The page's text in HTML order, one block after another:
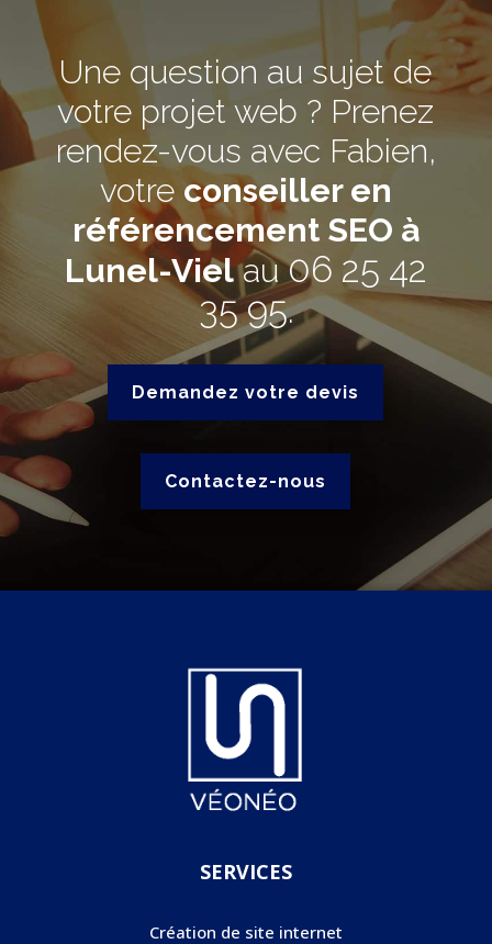
Une question au sujet de
votre projet web ? Prenez
rendez-vous avec Fabien,
votre conseiller en
référencement SEO à
Lunel-Vielau06 25 42
35 95.
Demandez votre devis
Contactez-nous
SERVICES
Création de site internet